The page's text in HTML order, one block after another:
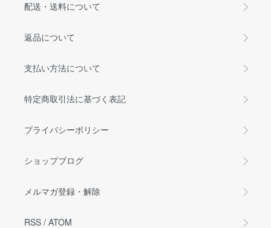
配送・送料について
返品について
支払い方法について
特定商取引法に基づく表記
プライバシーポリシー
ショップブログ
メルマガ登録・解除
RSS / ATOM